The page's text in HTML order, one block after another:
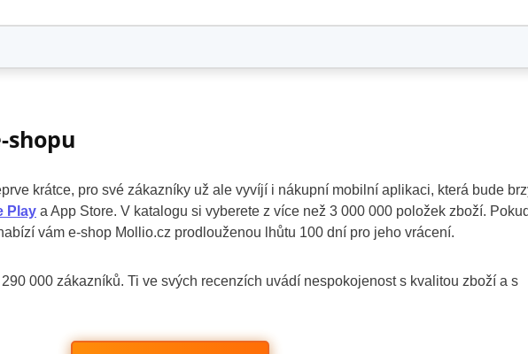
shopu
krátce, pro své zákazníky už ale vyvíjí i nákupní mobilní aplikaci, která bude
Play a App Store. V katalogu si vyberete z více než 3 000 000 položek zboží.
vám e-shop Mollio.cz prodlouženou lhůtu 100 dní pro jeho vrácení.
000 zákazníků. Ti ve svých recenzích uvádí nespokojenost s kvalitou zboží a s